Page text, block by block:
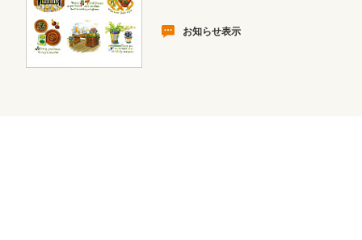
お知らせ表示